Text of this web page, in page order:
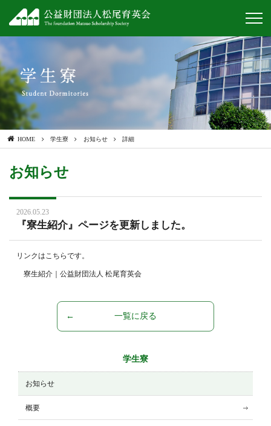
HOME 学生寮 お知らせ 詳細
お知らせ
2026.05.23
『寮生紹介』ページを更新しました。
リンクはこちらです。
寮生紹介｜公益財団法人 松尾育英会
一覧に戻る
学生寮
お知らせ
概要